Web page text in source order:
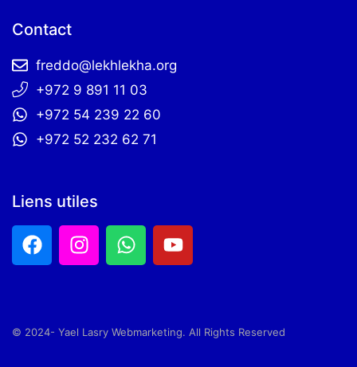
Contact
freddo@lekhlekha.org
+972 9 891 11 03
+972 54 239 22 60
+972 52 232 62 71
Liens utiles
© 2024- Yael Lasry Webmarketing. All Rights Reserved